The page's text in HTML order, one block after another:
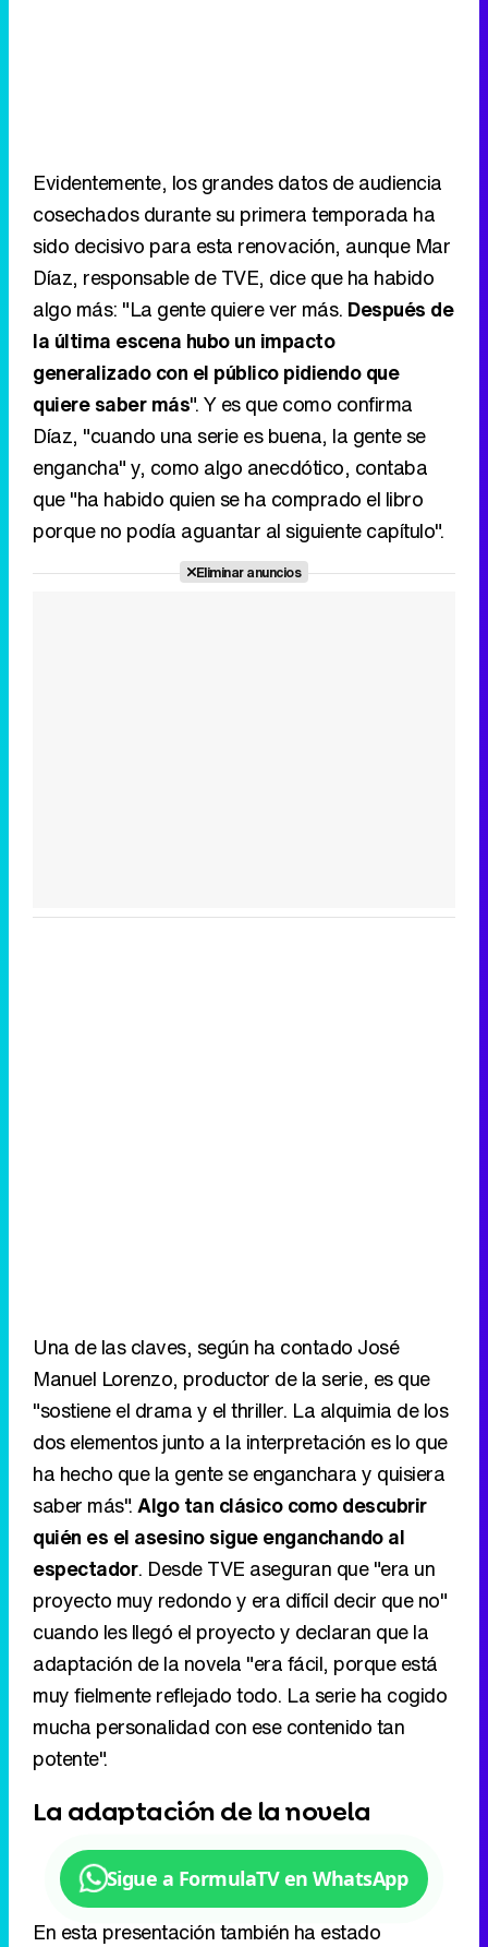
Evidentemente, los grandes datos de audiencia
cosechados durante su primera temporada ha
sido decisivo para esta renovación, aunque Mar
Díaz, responsable de TVE, dice que ha habido
algo más: "La gente quiere ver más. Después de
la última escena hubo un impacto
generalizado con el público pidiendo que
quiere saber más". Y es que como confirma
Díaz, "cuando una serie es buena, la gente se
engancha" y, como algo anecdótico, contaba
que "ha habido quien se ha comprado el libro
porque no podía aguantar al siguiente capítulo".
Eliminar anuncios
Una de las claves, según ha contado José
Manuel Lorenzo, productor de la serie, es que
"sostiene el drama y el thriller. La alquimia de los
dos elementos junto a la interpretación es lo que
ha hecho que la gente se enganchara y quisiera
saber más".Algo tan clásico como descubrir
quién es el asesino sigue enganchando al
espectador. Desde TVE aseguran que "era un
proyecto muy redondo y era difícil decir que no"
cuando les llegó el proyecto y declaran que la
adaptación de la novela "era fácil, porque está
muy fielmente reflejado todo. La serie ha cogido
mucha personalidad con ese contenido tan
potente".
La adaptación de la novela
Sigue a FormulaTV en WhatsApp
En esta presentación también ha estado